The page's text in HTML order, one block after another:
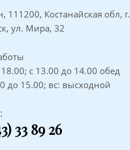
111200, Костанайская обл, г.
ул. Мира, 32
с 13.00 до 14.00 обед
до 15.00; вс: высходной
33 89 26